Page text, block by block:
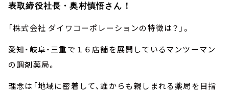
表取締役社⻑・奥村慎悟さん！
「株式会社 ダイワコーポレーションの特徴は？」。
愛知・岐⾩・三重で１６店舗を展開しているマンツーマン
の調剤薬局。
理念は「地域に密着して、誰からも親しまれる薬局を⽬指